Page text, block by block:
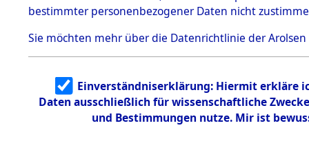
zu
Todesmärsch
en
5.3.2
Identifizierun
g
5.3.3
Todesmärsch
Leben
0003
bestimmter personenbezogener Daten nicht
Sie möchten mehr über die Datenrichtlinie der Arolsen
Einverständniserklärung: Hiermit erkläre
Daten ausschließlich für wissenschaftliche
und Bestimmungen nutze. Mir ist